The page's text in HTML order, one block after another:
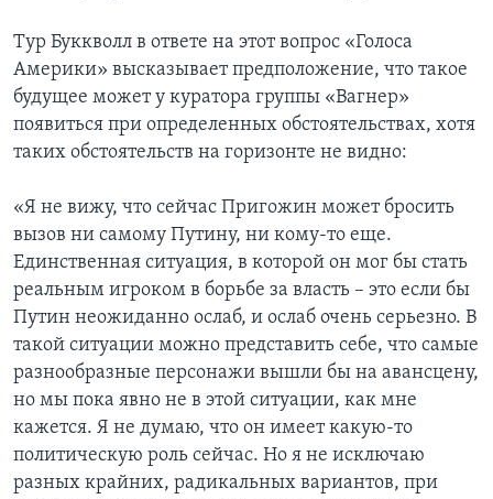
Тур Буккволл в ответе на этот вопрос «Голоса
Америки» высказывает предположение, что такое
будущее может у куратора группы «Вагнер»
появиться при определенных обстоятельствах, хотя
таких обстоятельств на горизонте не видно:
«Я не вижу, что сейчас Пригожин может бросить
вызов ни самому Путину, ни кому-то еще.
Единственная ситуация, в которой он мог бы стать
реальным игроком в борьбе за власть – это если бы
Путин неожиданно ослаб, и ослаб очень серьезно. В
такой ситуации можно представить себе, что самые
разнообразные персонажи вышли бы на авансцену,
но мы пока явно не в этой ситуации, как мне
кажется. Я не думаю, что он имеет какую-то
политическую роль сейчас. Но я не исключаю
разных крайних, радикальных вариантов, при